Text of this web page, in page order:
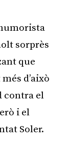
sorprès
que
d’això
contra el
i el
Soler.